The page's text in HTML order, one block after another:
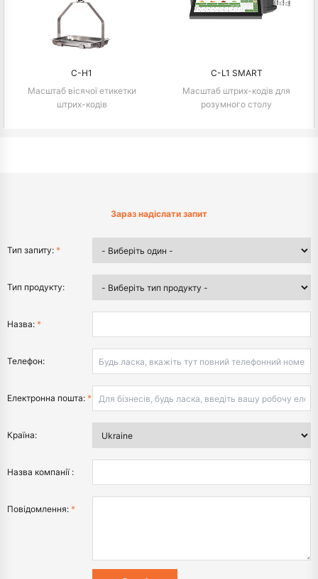
C-H1
Масштаб вісячої етикетки
штрих-кодів
C-L1 SMART
Масштаб штрих-кодів для
розумного столу
Зараз надіслати запит
Тип запиту: *
Тип продукту:
Назва: *
Телефон:
Електронна пошта: *
Країна:
Назва компанії :
Повідомлення: *